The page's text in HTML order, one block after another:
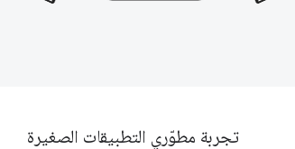
تجربة مطوّري التطبيقات الصغيرة